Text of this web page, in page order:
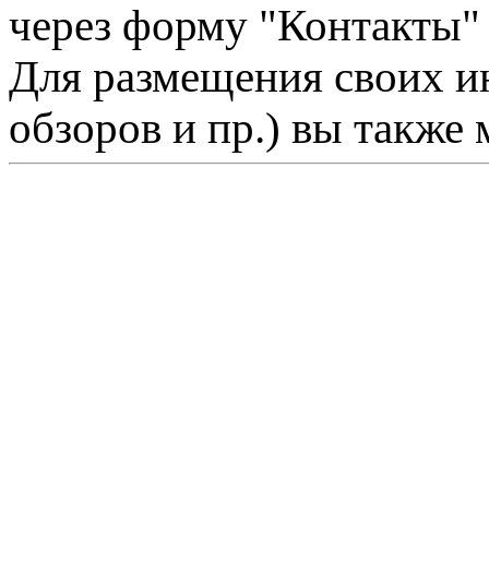
через форму "Контакты"
Для размещения своих
обзоров и пр.) вы также